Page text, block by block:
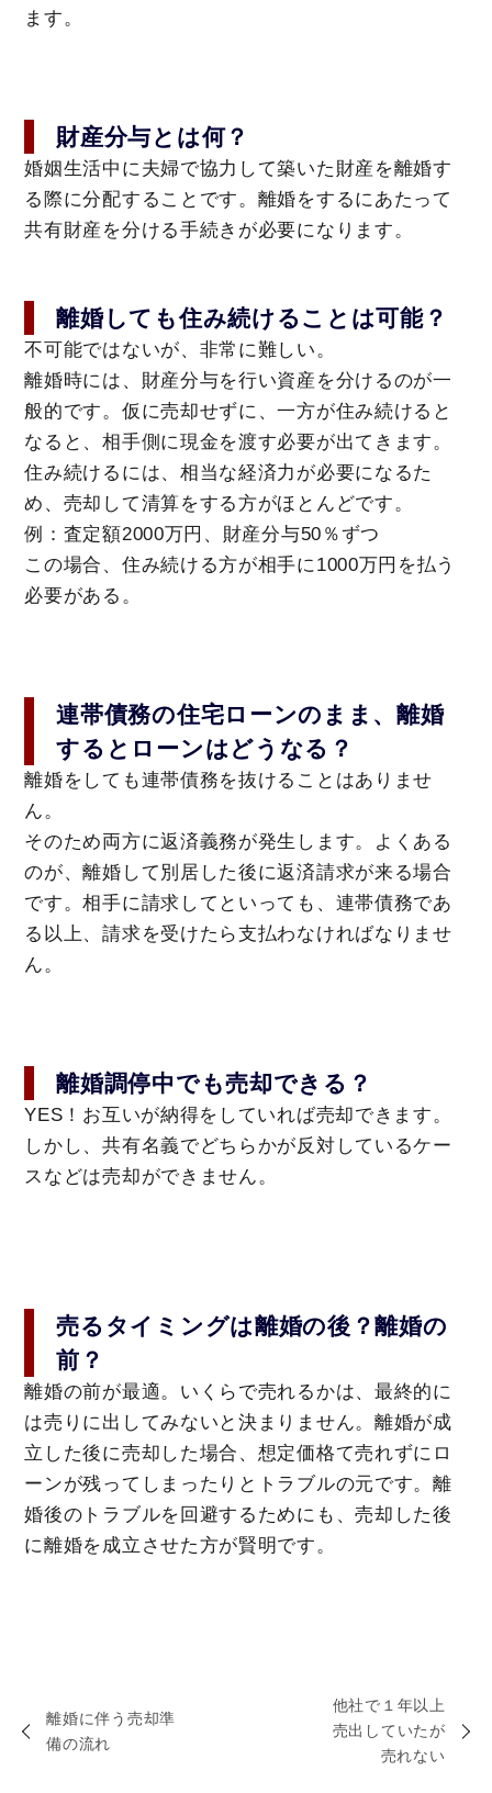
ます。
財産分与とは何？
婚姻生活中に夫婦で協力して築いた財産を離婚す
る際に分配することです。離婚をするにあたって
共有財産を分ける手続きが必要になります。
離婚しても住み続けることは可能？
不可能ではないが、非常に難しい。
離婚時には、財産分与を行い資産を分けるのが一
般的です。仮に売却せずに、一方が住み続けると
なると、相手側に現金を渡す必要が出てきます。
住み続けるには、相当な経済力が必要になるた
め、売却して清算をする方がほとんどです。
例：査定額2000万円、財産分与50％ずつ
この場合、住み続ける方が相手に1000万円を払う
必要がある。
連帯債務の住宅ローンのまま、離婚
するとローンはどうなる？
離婚をしても連帯債務を抜けることはありませ
ん。
そのため両方に返済義務が発生します。よくある
のが、離婚して別居した後に返済請求が来る場合
です。相手に請求してといっても、連帯債務であ
る以上、請求を受けたら支払わなければなりませ
ん。
離婚調停中でも売却できる？
YES！お互いが納得をしていれば売却できます。
しかし、共有名義でどちらかが反対しているケー
スなどは売却ができません。
売るタイミングは離婚の後？離婚の
前？
離婚の前が最適。いくらで売れるかは、最終的に
は売りに出してみないと決まりません。離婚が成
立した後に売却した場合、想定価格て売れずにロ
ーンが残ってしまったりとトラブルの元です。離
婚後のトラブルを回避するためにも、売却した後
に離婚を成立させた方が賢明です。
離婚に伴う売却準
備の流れ
他社で１年以上
売出していたが
売れない